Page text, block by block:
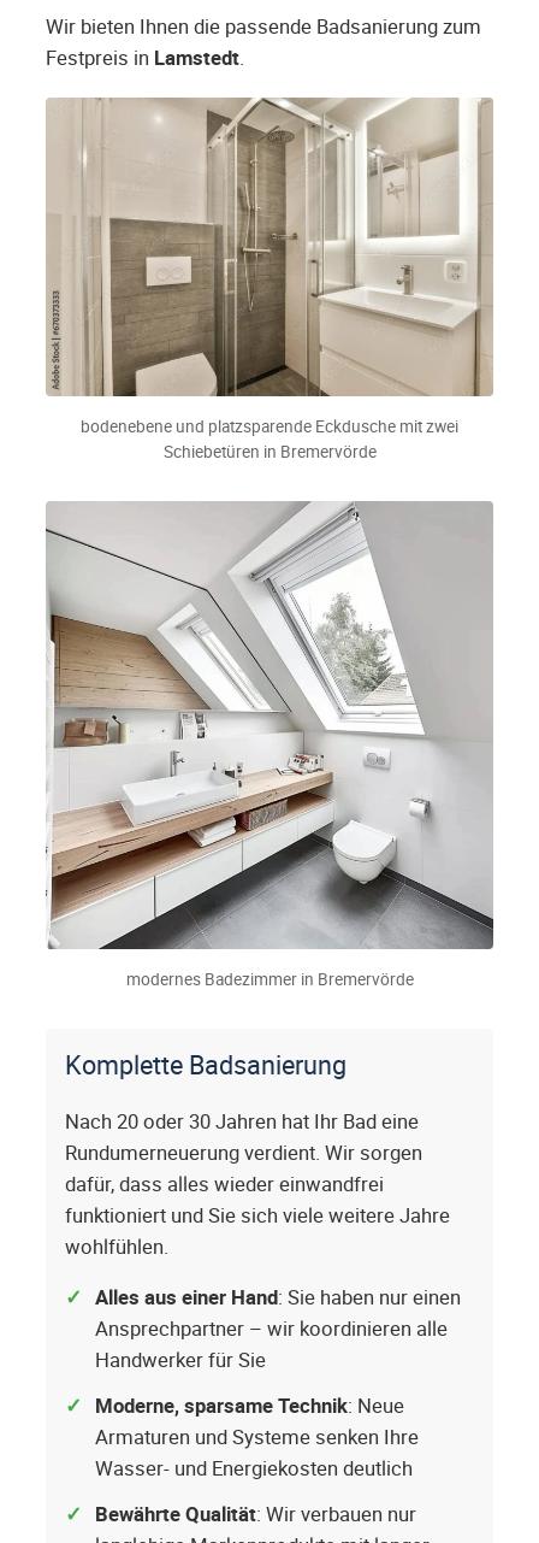
Wir bieten Ihnen die passende Badsanierung zum
Festpreis in Lamstedt.
bodenebene und platzsparende Eckdusche mit zwei
Schiebetüren in Bremervörde
modernes Badezimmer in Bremervörde
Komplette Badsanierung
Nach 20 oder 30 Jahren hat Ihr Bad eine
Rundumerneuerung verdient. Wir sorgen
dafür, dass alles wieder einwandfrei
funktioniert und Sie sich viele weitere Jahre
wohlfühlen.
Alles aus einer Hand: Sie haben nur einen
Ansprechpartner – wir koordinieren alle
Handwerker für Sie
Moderne, sparsame Technik: Neue
Armaturen und Systeme senken Ihre
Wasser- und Energiekosten deutlich
Bewährte Qualität: Wir verbauen nur